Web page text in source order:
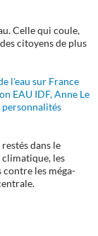
Celle qui coule,
citoyens de plus
l'eau sur France
EAU IDF, Anne Le
dans le
climatique, les
contre les méga-